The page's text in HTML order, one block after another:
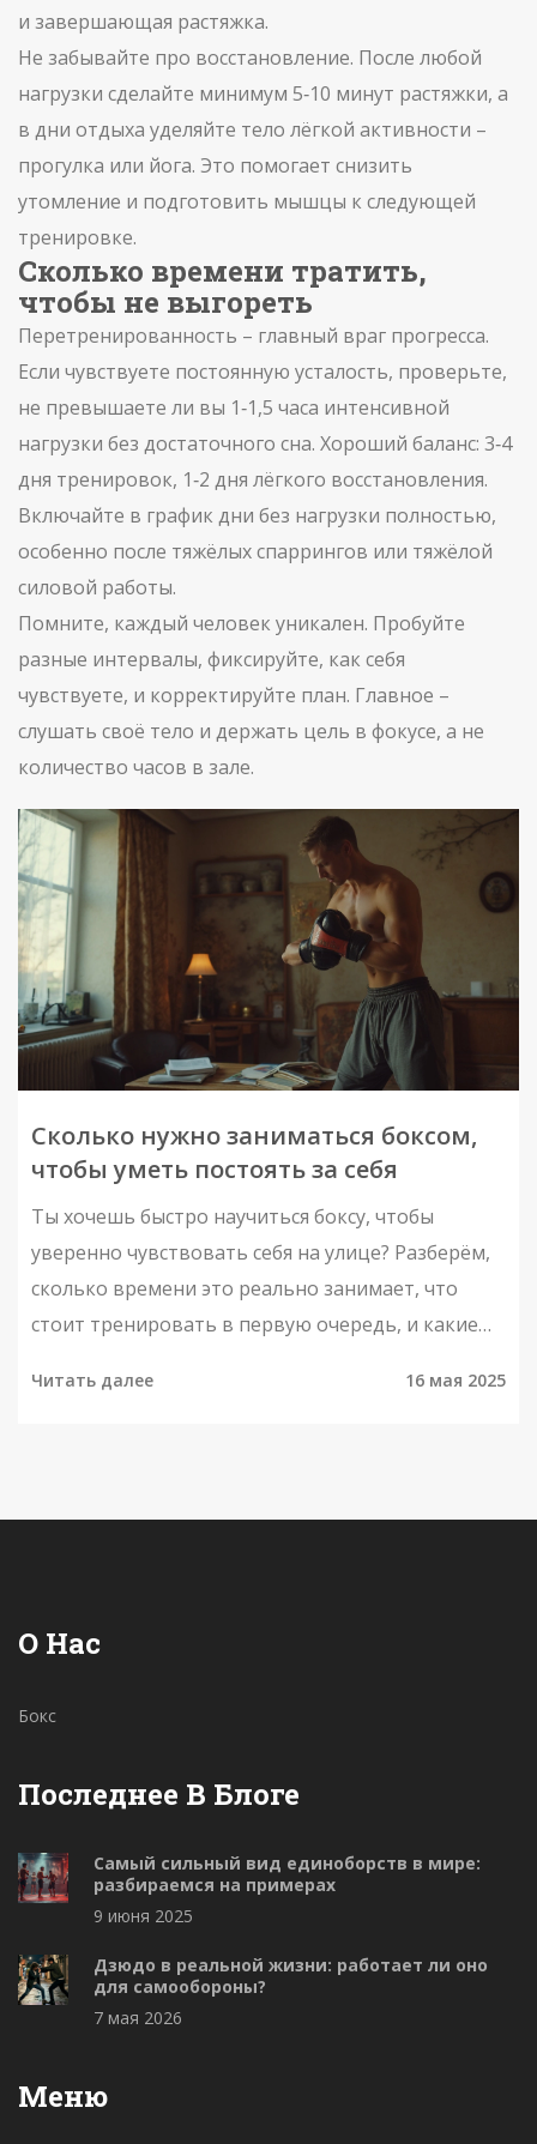
и завершающая растяжка.
Не забывайте про восстановление. После любой
нагрузки сделайте минимум 5‑10 минут растяжки, а
в дни отдыха уделяйте тело лёгкой активности –
прогулка или йога. Это помогает снизить
утомление и подготовить мышцы к следующей
тренировке.
Сколько времени тратить,
чтобы не выгореть
Перетренированность – главный враг прогресса.
Если чувствуете постоянную усталость, проверьте,
не превышаете ли вы 1‑1,5 часа интенсивной
нагрузки без достаточного сна. Хороший баланс: 3‑4
дня тренировок, 1‑2 дня лёгкого восстановления.
Включайте в график дни без нагрузки полностью,
особенно после тяжёлых спаррингов или тяжёлой
силовой работы.
Помните, каждый человек уникален. Пробуйте
разные интервалы, фиксируйте, как себя
чувствуете, и корректируйте план. Главное –
слушать своё тело и держать цель в фокусе, а не
количество часов в зале.
Сколько нужно заниматься боксом,
чтобы уметь постоять за себя
Ты хочешь быстро научиться боксу, чтобы
уверенно чувствовать себя на улице? Разберём,
сколько времени это реально занимает, что
стоит тренировать в первую очередь, и какие
советы по домашним тренировкам и примеры
Читать далее 16 мая 2025
О Нас
Бокс
Последнее В Блоге
Самый сильный вид единоборств в мире:
разбираемся на примерах
9 июня 2025
Дзюдо в реальной жизни: работает ли оно
для самообороны?
7 мая 2026
Меню